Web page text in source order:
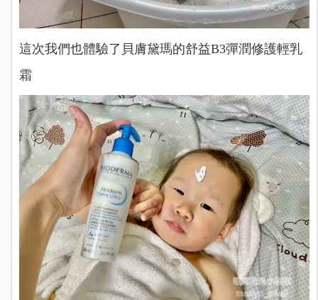
這次我們也體驗了貝膚黛瑪的舒益B3彈潤修護輕乳
霜